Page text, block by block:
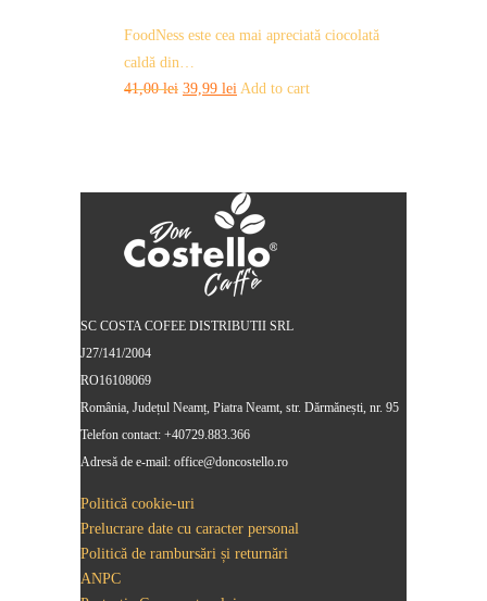
FoodNess este cea mai apreciată ciocolată
caldă din…
41,00lei Original
39,99 lei Current
Add to cart
SC COSTA COFEE DISTRIBUTII SRL
J27/141/2004
RO16108069
România, Județul Neamț, Piatra Neamt, str. Dărmănești, nr. 95
Telefon contact: +40729.883.366
Adresă de e-mail: office@doncostello.ro
Politică cookie-uri
Prelucrare date cu caracter personal
Politică de rambursări și returnări
ANPC